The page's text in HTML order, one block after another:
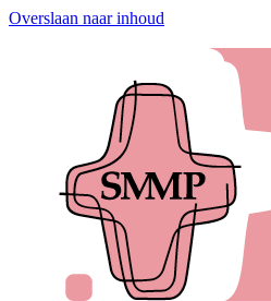
Overslaan naar inhoud